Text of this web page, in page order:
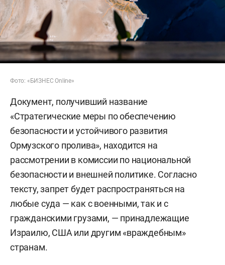
Фото: «БИЗНЕС Online»
Документ, получивший название
«Стратегические меры по обеспечению
безопасности и устойчивого развития
Ормузского пролива», находится на
рассмотрении в комиссии по национальной
безопасности и внешней политике. Согласно
тексту, запрет будет распространяться на
любые суда — как с военными, так и с
гражданскими грузами, — принадлежащие
Израилю, США или другим «враждебным»
странам.